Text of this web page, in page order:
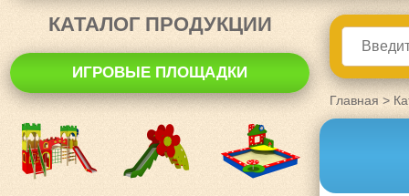
КАТАЛОГ ПРОДУКЦИИ
ИГРОВЫЕ ПЛОЩАДКИ
Главная >